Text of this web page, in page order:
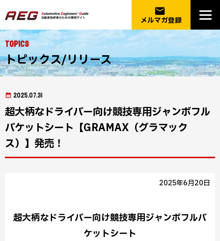
email
メルマガ登録
Topics
トピックス/リリース
2025.07.31
超大柄なドライバー向け競技専用ジャンボフル
バケットシート【GRAMAX（グラマック
ス）】発売！
2025年6月20日
超大柄なドライバー向け競技専用ジャンボフルバ
ケットシート